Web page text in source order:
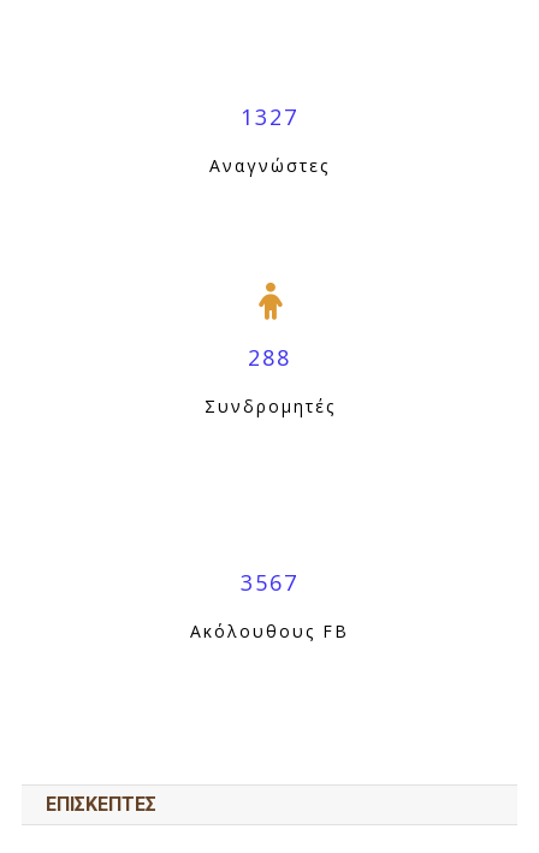
1327
Αναγνώστες
288
Συνδρομητές
3567
Ακόλουθους FB
ΕΠΙΣΚΕΠΤΕΣ